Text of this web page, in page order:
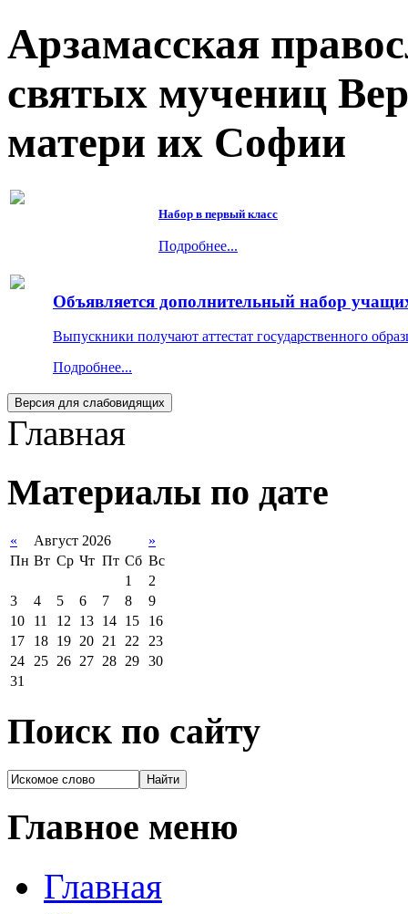
Арзамасская
святых мучениц
матери их Софии
Набор в первый класс
Подробнее...
Объявляется дополнительный набор
Выпускники получают аттестат государственного
Подробнее...
Главная
Материалы по дате
« Август 2026
»
Пн Вт Ср Чт Пт Сб Вс
1
2
3
4 5 6 7 8
9
10
11 12 13 14 15
16
17
18 19 20 21 22
23
24
25 26 27 28 29 30
31
Поиск по сайту
Главное меню
Главная